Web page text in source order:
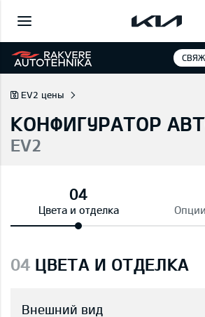
EV2 цены
КОНФИГУРАТОР
EV2
Цвета и отделка
04 ЦВЕТА И ОТДЕЛКА
Внешний вид